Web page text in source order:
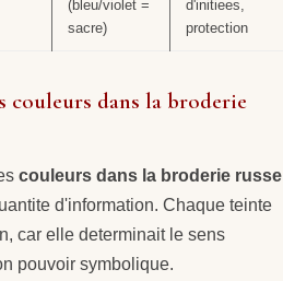
(bleu/violet =
sacre)
d'initiees,
protection
couleurs dans la broderie
couleurs dans la broderie russe
d'information. Chaque teinte
car elle determinait le sens
pouvoir symbolique.